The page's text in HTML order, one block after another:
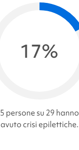
17%
5 persone su 29 hanno
avuto crisi epilettiche.